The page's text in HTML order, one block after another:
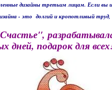
дизайны третьим лицам. Если
- это долгий и кропотливый
дней, подарок для